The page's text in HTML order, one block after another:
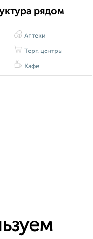
рядом
Аптеки
Торг. центры
Кафе